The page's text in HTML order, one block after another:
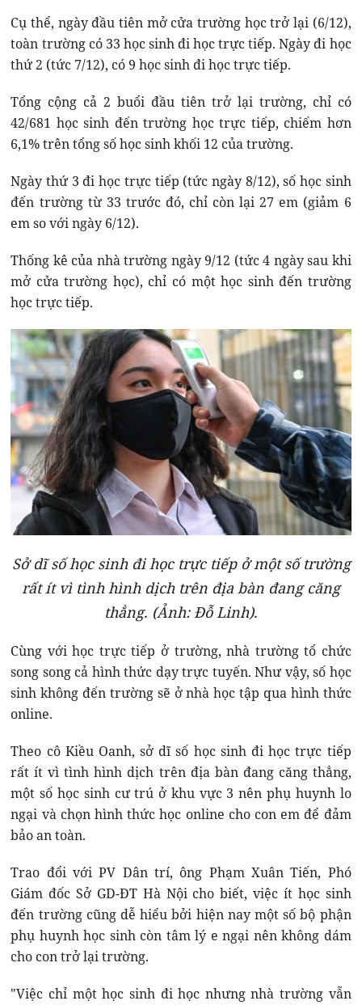
Cụ thể, ngày đầu tiên mở cửa trường học trở lại (6/12),
toàn trường có 33 học sinh đi học trực tiếp. Ngày đi học
thứ 2 (tức 7/12), có 9 học sinh đi học trực tiếp.
Tổng cộng cả 2 buổi đầu tiên trở lại trường, chỉ có
42/681 học sinh đến trường học trực tiếp, chiếm hơn
6,1% trên tổng số học sinh khối 12 của trường.
Ngày thứ 3 đi học trực tiếp (tức ngày 8/12), số học sinh
đến trường từ 33 trước đó, chỉ còn lại 27 em (giảm 6
em so với ngày 6/12).
Thống kê của nhà trường ngày 9/12 (tức 4 ngày sau khi
mở cửa trường học), chỉ có một học sinh đến trường
học trực tiếp.
Sở dĩ số học sinh đi học trực tiếp ở một số trường
rất ít vì tình hình dịch trên địa bàn đang căng
thẳng. (Ảnh: Đỗ Linh).
Cùng với học trực tiếp ở trường, nhà trường tổ chức
song song cả hình thức dạy trực tuyến. Như vậy, số học
sinh không đến trường sẽ ở nhà học tập qua hình thức
online.
Theo cô Kiều Oanh, sở dĩ số học sinh đi học trực tiếp
rất ít vì tình hình dịch trên địa bàn đang căng thẳng,
một số học sinh cư trú ở khu vực 3 nên phụ huynh lo
ngại và chọn hình thức học online cho con em để đảm
bảo an toàn.
Trao đổi với PV Dân trí, ông Phạm Xuân Tiến, Phó
Giám đốc Sở GD-ĐT Hà Nội cho biết, việc ít học sinh
đến trường cũng dễ hiểu bởi hiện nay một số bộ phận
phụ huynh học sinh còn tâm lý e ngại nên không dám
cho con trở lại trường.
"Việc chỉ một học sinh đi học nhưng nhà trường vẫn